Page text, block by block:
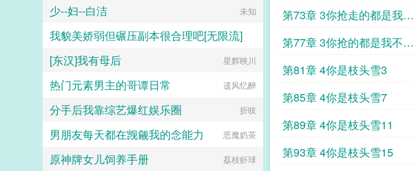
的7
第73章 3你抢走的都是我不
要的11
第77章 3你抢的都是我不要
的15
第81章 4你是枝头雪3
第85章 4你是枝头雪7
第89章 4你是枝头雪11
第93章 4你是枝头雪15
少--妇--白洁 未知
我貌美娇弱但碾压副本很合理吧[无限流]
欲转星河
[东汉]我有母后 星辉映川
热门元素男主的哥谭日常 遗风忆醉
分手后我靠综艺爆红娱乐圈 折吱
男朋友每天都在觊觎我的念能力 恶魔奶茶
原神牌女儿饲养手册 荔枝虾球